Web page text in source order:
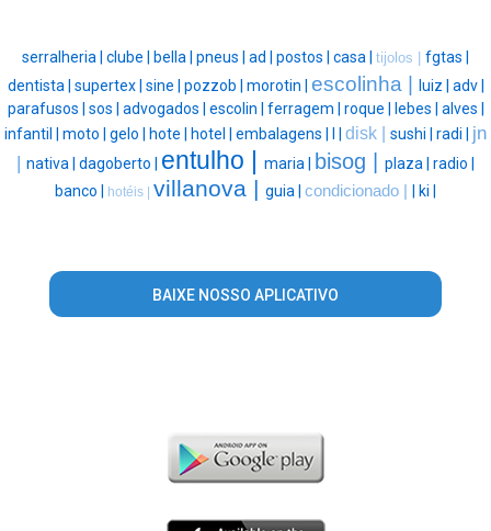
serralheria | clube | bella | pneus | ad | postos | casa | tijolos | fgtas |
dentista | supertex | sine | pozzob | morotin | escolinha | luiz | adv |
parafusos | sos | advogados | escolin | ferragem | roque | lebes | alves |
infantil | moto | gelo | hote | hotel | embalagens | disk | sushi | radi | jn
| nativa | dagoberto | entulho | maria | bisog | plaza | radio |
banco |
hotéis | villanova | guia | condicionado | ki |
BAIXE NOSSO APLICATIVO